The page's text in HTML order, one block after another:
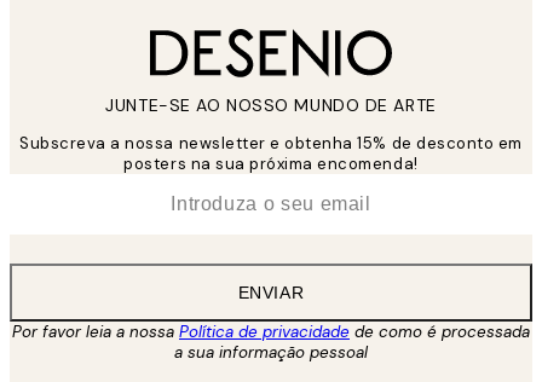
JUNTE-SE AO NOSSO MUNDO DE ARTE
Subscreva a nossa newsletter e obtenha 15% de desconto em
posters na sua próxima encomenda!
ENVIAR
Por favor leia a nossa Política de privacidade de como é processada
a sua informação pessoal